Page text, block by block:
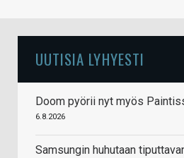
UUTISIA LYHYESTI
Doom pyörii nyt myös
6.8.2026
Samsungin huhutaan